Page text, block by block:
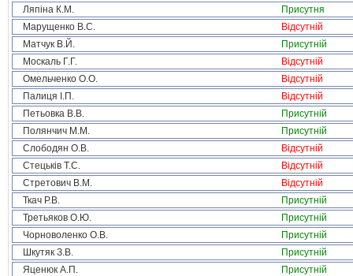
Ляпіна К.М.
Присутня
Марущенко В.С.
Відсутній
Матчук В.Й.
Присутній
Москаль Г.Г.
Відсутній
Омельченко О.О.
Відсутній
Палиця І.П.
Відсутній
Петьовка В.В.
Присутній
Полянчич М.М.
Присутній
Слободян О.В.
Відсутній
Стецьків Т.С.
Відсутній
Стретович В.М.
Відсутній
Ткач Р.В.
Присутній
Третьяков О.Ю.
Присутній
Чорноволенко О.В.
Присутній
Шкутяк З.В.
Присутній
Яценюк А.П.
Присутній